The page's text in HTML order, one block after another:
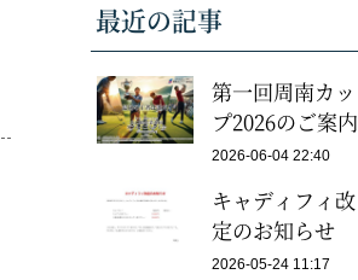
最近の記事
第一回周南カッ
プ2026のご案内
2026-06-04 22:40
キャディフィ改
定のお知らせ
2026-05-24 11:17